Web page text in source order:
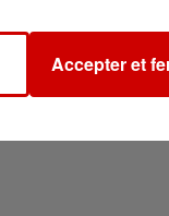
Accepter et